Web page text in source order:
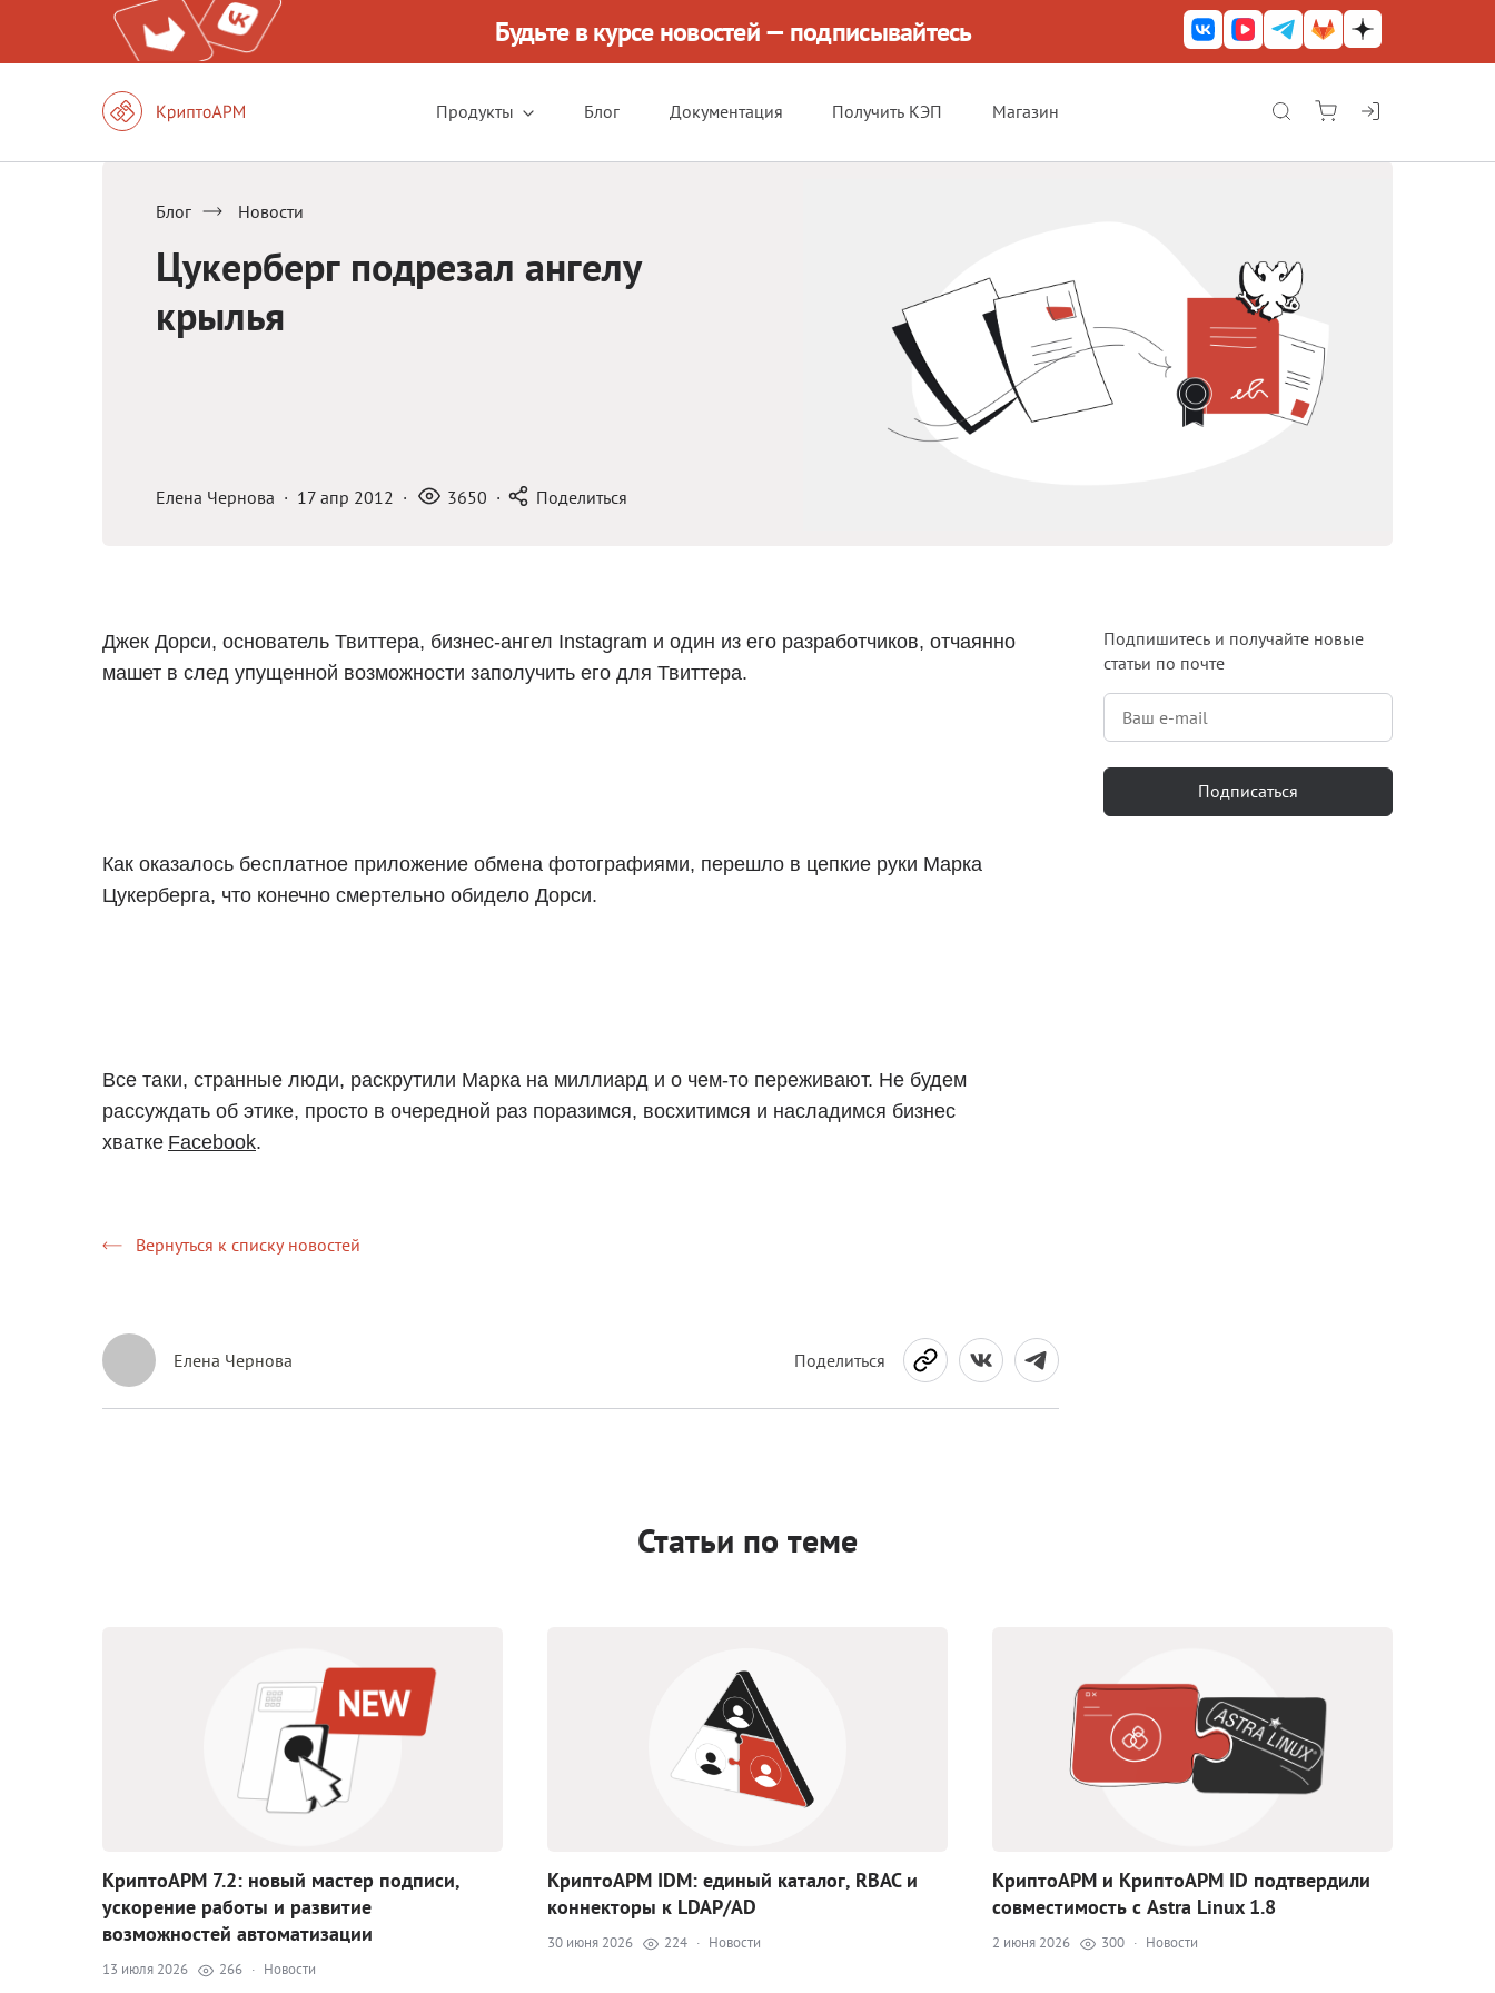
Будьте в курсе новостей — подписывайтесь
Продукты Блог Документация Получить КЭП Магазин
КриптоАРМ ГОСТ
Железный почтовый ящик
КриптоАРМ Mobile
КриптоАРМ ID
КриптоАРМ Документы
Блог Новости
Цукерберг подрезал ангелу
крылья
Елена Чернова · 17 апр 2012 · 3650 · Поделиться
Джек Дорси, основатель Твиттера, бизнес-ангел Instagram и один из его разработчиков, отчаянно
машет в след упущенной возможности заполучить его для Твиттера.
Как оказалось бесплатное приложение обмена фотографиями, перешло в цепкие руки Марка
Цукерберга, что конечно смертельно обидело Дорси.
Все таки, странные люди, раскрутили Марка на миллиард и о чем-то переживают. Не будем
рассуждать об этике, просто в очередной раз поразимся, восхитимся и насладимся бизнес
хватке Facebook.
Вернуться к списку новостей
Елена Чернова Поделиться
Подпишитесь и получайте новые
статьи по почте
Подписаться
Статьи по теме
КриптоАРМ 7.2: новый мастер подписи,
ускорение работы и развитие
возможностей автоматизации
13 июля 2026 266 · Новости
КриптоАРМ IDM: единый каталог, RBAC и
коннекторы к LDAP/AD
30 июня 2026 224 · Новости
КриптоАРМ и КриптоАРМ ID подтвердили
совместимость с Astra Linux 1.8
2 июня 2026 300 · Новости